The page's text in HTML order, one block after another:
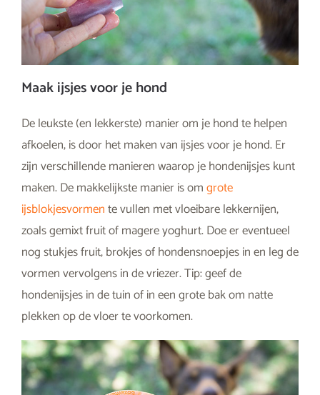
Maak ijsjes voor je hond
De leukste (en lekkerste) manier om je hond te helpen
afkoelen, is door het maken van ijsjes voor je hond. Er
zijn verschillende manieren waarop je hondenijsjes kunt
maken. De makkelijkste manier is omgrote
ijsblokjesvormente vullen met vloeibare lekkernijen,
zoals gemixt fruit of magere yoghurt. Doe er eventueel
nog stukjes fruit, brokjes of hondensnoepjes in en leg de
vormen vervolgens in de vriezer. Tip: geef de
hondenijsjes in de tuin of in een grote bak om natte
plekken op de vloer te voorkomen.